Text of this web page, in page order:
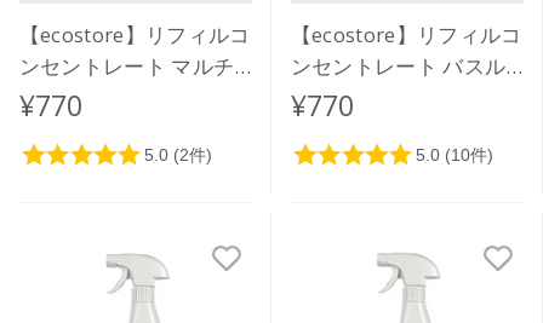
【ecostore】リフィルコ
ンセントレート マルチ
クリーナー＜シトラス＞
¥770
【ecostore】リフィルコ
ンセントレート バスル
ームクリーナー＜シトラ
¥770